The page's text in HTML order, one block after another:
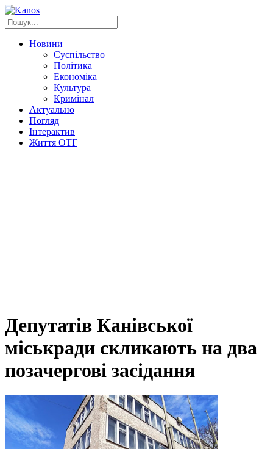
Новини
Суспільство
Політика
Економіка
Культура
Кримінал
Актуально
Погляд
Інтерактив
Життя ОТГ
Депутатів Канівської
міськради скликають на два
позачергові засідання